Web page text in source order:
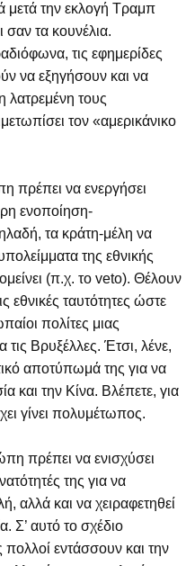
μετά την εκλογή Τραμπ
σαν τα κουνέλια.
τις εφημερίδες
να εξηγήσουν και να
λατρεμένη τους
τον «αμερικάνικο
πρέπει να ενεργήσει
ενοποίηση-
τα κράτη-μέλη να
της εθνικής
(π.χ. το veto). Θέλουν
εθνικές ταυτότητες ώστε
πολίτες μιας
Βρυξέλλες. Έτσι, λένε,
αποτύπωμά της για να
και την Κίνα. Βλέπετε, για
γίνει πολυμέτωπος.
πρέπει να ενισχύσει
της για να
αλλά και να χειραφετηθεί
Σ’ αυτό το σχέδιο
εντάσσουν και την